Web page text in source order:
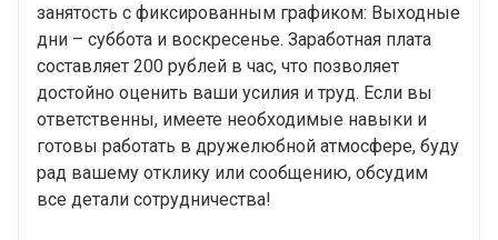
занятость с фиксированным графиком: Выходные
дни – суббота и воскресенье. Заработная плата
составляет 200 рублей в час, что позволяет
достойно оценить ваши усилия и труд. Если вы
ответственны, имеете необходимые навыки и
готовы работать в дружелюбной атмосфере, буду
рад вашему отклику или сообщению, обсудим
все детали сотрудничества!